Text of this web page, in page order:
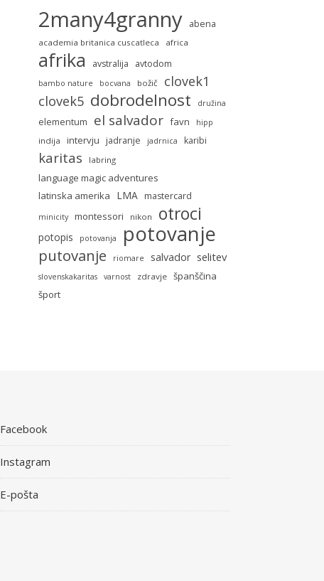
2many4granny abena
academia britanica cuscatleca africa
afrika avstralija avtodom
bambo nature bocvana božič clovek1
clovek5 dobrodelnost družina
elementum el salvador favn hipp
indija intervju jadranje jadrnica karibi
karitas labring
language magic adventures
latinska amerika
LMA mastercard
minicity montessori nikon otroci
potopis potovanja potovanje
putovanje riomare salvador selitev
slovenskakaritas varnost zdravje španščina
šport
Facebook
Instagram
E-pošta